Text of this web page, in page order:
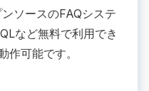
ンソースのFAQシステ
など無料で利用でき
作可能です。